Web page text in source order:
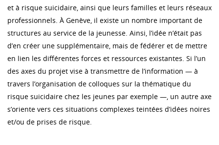
et à risque suicidaire, ainsi que leurs familles et leurs réseaux
professionnels. À Genève, il existe un nombre important de
structures au service de la jeunesse. Ainsi, l’idée n’était pas
d’en créer une supplémentaire, mais de fédérer et de mettre
en lien les différentes forces et ressources existantes. Si l’un
des axes du projet vise à transmettre de l’information — à
travers l’organisation de colloques sur la thématique du
risque suicidaire chez les jeunes par exemple —, un autre axe
s’oriente vers ces situations complexes teintées d’idées noires
et/ou de prises de risque.